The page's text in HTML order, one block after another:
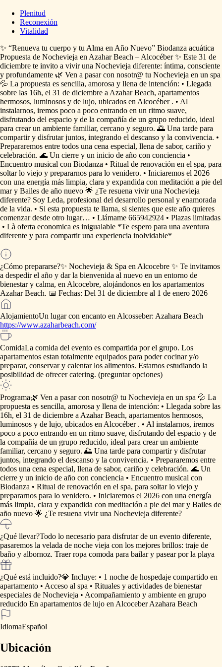
Plenitud
Reconexión
Vitalidad
✨ “Renueva tu cuerpo y tu Alma en Año Nuevo” Biodanza acuática
Propuesta de Nochevieja en Azahar Beach – Alcocéber ✨ Este 31 de
diciembre te invito a vivir una Nochevieja diferente: íntima, consciente
y profundamente 🌿 Ven a pasar con nosotr@ tu Nochevieja en un spa
💦 La propuesta es sencilla, amorosa y llena de intención: •⁠ ⁠Llegada
sobre las 16h, el 31 de diciembre a Azahar Beach, apartamentos
hermosos, luminosos y de lujo, ubicados en Alcocéber . •⁠ ⁠Al
instalarnos, iremos poco a poco entrando en un ritmo suave,
disfrutando del espacio y de la compañía de un grupo reducido, ideal
para crear un ambiente familiar, cercano y seguro. 🌅 Una tarde para
compartir y disfrutar juntos, integrando el descanso y la convivencia. •⁠
⁠Prepararemos entre todos una cena especial, llena de sabor, cariño y
celebración. 🌊 Un cierre y un inicio de año con conciencia •⁠
⁠Encuentro musical con Biodanza • Ritual de renovación en el spa, para
soltar lo viejo y prepararnos para lo venidero. •⁠ ⁠Iniciaremos el 2026
con una energía más limpia, clara y expandida con meditación a pie del
mar y Bailes de año nuevo 🌟 ¿Te resuena vivir una Nochevieja
diferente? Soy Leda, profesional del desarrollo personal y enamorada
de la vida. •⁠ ⁠Si esta propuesta te llama, si sientes que este año quieres
comenzar desde otro lugar… •⁠ ⁠Llámame 665942924 •⁠ ⁠⁠Plazas limitadas
•⁠ ⁠Là oferta economica es inigualable *Te espero para una aventura
diferente y para compartir una experiencia inolvidable*
¿Cómo prepararse?✨ Nochevieja & Spa en Alcocebre ✨ Te invitamos
a despedir el año y dar la bienvenida al nuevo en un entorno de
bienestar y calma, en Alcocebre, alojándonos en los apartamentos
Azahar Beach. 📅 Fechas: Del 31 de diciembre al 1 de enero 2026
AlojamientoUn lugar con encanto en Alcosseber: Azahara Beach
https://www.azaharbeach.com/
ComidaLa comida del evento es compartida por el grupo. Los
apartamentos estan totalmente equipados para poder cocinar y​/​o
preparar, conservar y calentar los alimentos. Estamos estudiando la
posibilidad de ofrecer catering. (preguntar opciones)
Programa🌿 Ven a pasar con nosotr@ tu Nochevieja en un spa 💦 La
propuesta es sencilla, amorosa y llena de intención: •⁠ ⁠Llegada sobre las
16h, el 31 de diciembre a Azahar Beach, apartamentos hermosos,
luminosos y de lujo, ubicados en Alcocéber . •⁠ ⁠Al instalarnos, iremos
poco a poco entrando en un ritmo suave, disfrutando del espacio y de
la compañía de un grupo reducido, ideal para crear un ambiente
familiar, cercano y seguro. 🌅 Una tarde para compartir y disfrutar
juntos, integrando el descanso y la convivencia. •⁠ ⁠Prepararemos entre
todos una cena especial, llena de sabor, cariño y celebración. 🌊 Un
cierre y un inicio de año con conciencia •⁠ ⁠Encuentro musical con
Biodanza • Ritual de renovación en el spa, para soltar lo viejo y
prepararnos para lo venidero. •⁠ ⁠Iniciaremos el 2026 con una energía
más limpia, clara y expandida con meditación a pie del mar y Bailes de
año nuevo 🌟 ¿Te resuena vivir una Nochevieja diferente?
¿Qué llevar?Todo lo necesario para disfrutar de un evento diferente,
pasaremos la velada de noche vieja con los mejores brillos: traje de
baño y albornoz. Traer ropa comoda para bailar y pasear por la playa
¿Qué está incluido?💎 Incluye: • 1 noche de hospedaje compartido en
apartamento • Acceso al spa • Rituales y actividades de bienestar
especiales de Nochevieja • Acompañamiento y ambiente en grupo
reducido En apartamentos de lujo en Alcoceber Azahara Beach
IdiomaEspañol
Ubicación